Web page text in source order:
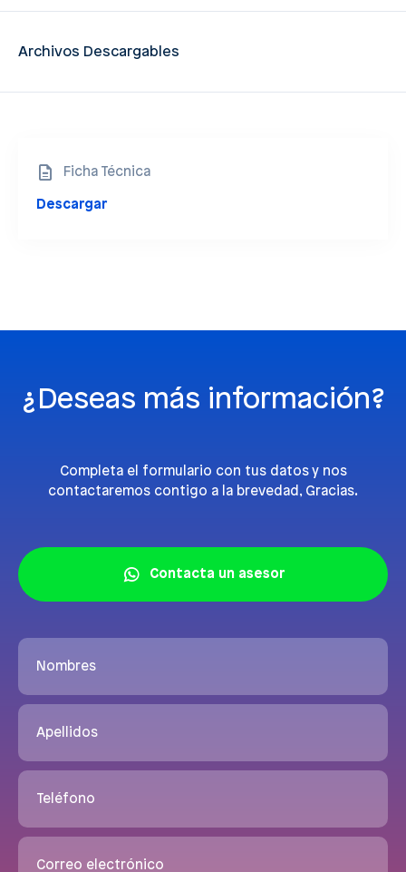
Archivos Descargables
Ficha Técnica
Descargar
¿Deseas más información?
Completa el formulario con tus datos y nos
contactaremos contigo a la brevedad, Gracias.
Contacta un asesor
Nombres
Apellidos
Teléfono
Correo electrónico